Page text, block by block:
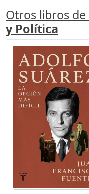
Otros libros de
y Política